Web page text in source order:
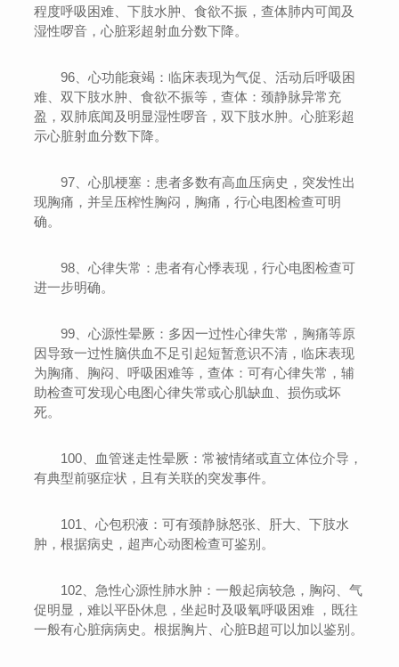
程度呼吸困难、下肢水肿、食欲不振，查体肺内可闻及
湿性啰音，心脏彩超射血分数下降。
96、心功能衰竭：临床表现为气促、活动后呼吸困
难、双下肢水肿、食欲不振等，查体：颈静脉异常充
盈，双肺底闻及明显湿性啰音，双下肢水肿。心脏彩超
示心脏射血分数下降。
97、心肌梗塞：患者多数有高血压病史，突发性出
现胸痛，并呈压榨性胸闷，胸痛，行心电图检查可明
确。
98、心律失常：患者有心悸表现，行心电图检查可
进一步明确。
99、心源性晕厥：多因一过性心律失常，胸痛等原
因导致一过性脑供血不足引起短暂意识不清，临床表现
为胸痛、胸闷、呼吸困难等，查体：可有心律失常，辅
助检查可发现心电图心律失常或心肌缺血、损伤或坏
死。
100、血管迷走性晕厥：常被情绪或直立体位介导，
有典型前驱症状，且有关联的突发事件。
101、心包积液：可有颈静脉怒张、肝大、下肢水
肿，根据病史，超声心动图检查可鉴别。
102、急性心源性肺水肿：一般起病较急，胸闷、气
促明显，难以平卧休息，坐起时及吸氧呼吸困难 ，既往
一般有心脏病病史。根据胸片、心脏B超可以加以鉴别。